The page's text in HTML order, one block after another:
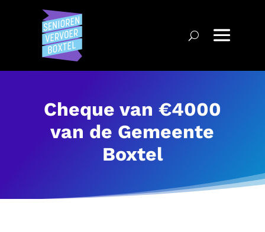
Cheque van €4000
van de Gemeente
Boxtel